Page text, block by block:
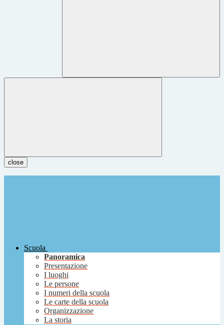
close
Scuola
Panoramica
Presentazione
I luoghi
Le persone
I numeri della scuola
Le carte della scuola
Organizzazione
La storia